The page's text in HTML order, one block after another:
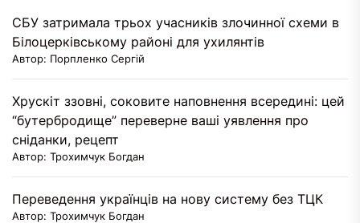
СБУ затримала трьох учасників злочинної схеми в
Білоцерківському районі для ухилянтів
Автор: Порпленко Сергій
Хрускіт ззовні, соковите наповнення всередині: цей
“бутербродище” переверне ваші уявлення про
сніданки, рецепт
Автор: Трохимчук Богдан
Переведення українців на нову систему без ТЦК
Автор: Трохимчук Богдан